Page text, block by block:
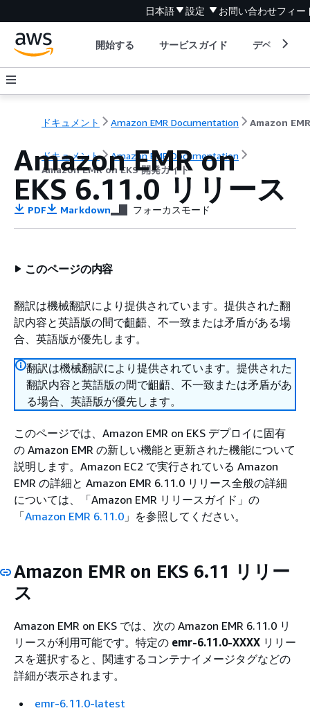
日本語 設定 お問い合わせフィー
開始する サービスガイド デベロッパ
ドキュメント Amazon EMR Documentation
ドキュメント
Amazon EMR Documentation
Amazon EMR on EKS 開発ガイド
Amazon EMR on
EKS 6.11.0 リリース
PDF Markdown フォーカスモード
このページの内容
翻訳は機械翻訳により提供されています。提供された翻
訳内容と英語版の間で齟齬、不一致または矛盾がある場
合、英語版が優先します。
翻訳は機械翻訳により提供されています。提供された
翻訳内容と英語版の間で齟齬、不一致または矛盾があ
る場合、英語版が優先します。
このページでは、Amazon EMR on EKS デプロイに固有
の Amazon EMR の新しい機能と更新された機能について
説明します。Amazon EC2 で実行されている Amazon
EMR の詳細と Amazon EMR 6.11.0 リリース全般の詳細
については、「Amazon EMR リリースガイド」の
「Amazon EMR 6.11.0 」を参照してください。
Amazon EMR on EKS 6.11 リリー
ス
Amazon EMR on EKS では、次の Amazon EMR 6.11.0 リ
リースが利用可能です。特定の emr-6.11.0-XXXX リリー
スを選択すると、関連するコンテナイメージタグなどの
詳細が表示されます。
emr-6.11.0-latest